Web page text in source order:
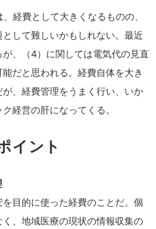
、経費として大きくなるものの、
して難しいかもしれない。最近
、（4）に関しては電気代の見直
だと思われる。経費自体を大き
、経費管理をうまく行い、いか
経営の肝になってくる。
イント
目的に使った経費のことだ。個
、地域医療の現状の情報収集の